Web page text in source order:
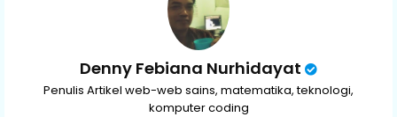
Denny Febiana Nurhidayat
Penulis Artikel web-web sains, matematika, teknologi,
komputer coding